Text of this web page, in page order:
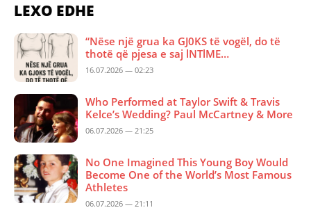
LEXO EDHE
“Nëse një grua ka GJ0KS të vogël, do të
thotë që pjesa e saj lNTlME…
16.07.2026 — 02:23
Who Performed at Taylor Swift & Travis
Kelce’s Wedding? Paul McCartney & More
06.07.2026 — 21:25
No One Imagined This Young Boy Would
Become One of the World’s Most Famous
Athletes
06.07.2026 — 21:11